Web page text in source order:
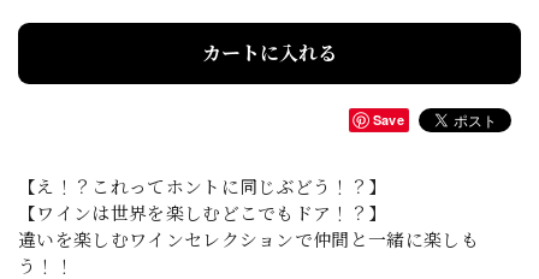
カートに入れる
Save
【え！？これってホントに同じぶどう！？】
【ワインは世界を楽しむどこでもドア！？】
違いを楽しむワインセレクションで仲間と一緒に楽しも
う！！